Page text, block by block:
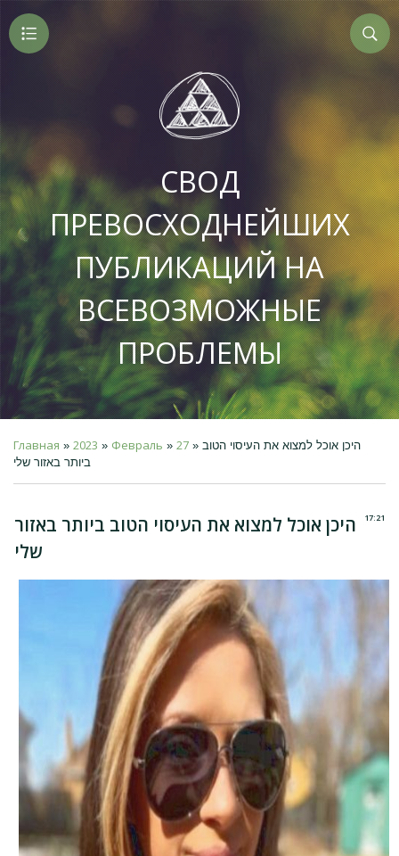
СВОД
ПРЕВОСХОДНЕЙШИХ
ПУБЛИКАЦИЙ НА
ВСЕВОЗМОЖНЫЕ
ПРОБЛЕМЫ
Главная » 2023 » Февраль » 27 » היכן אוכל למצוא את העיסוי הטוב
ביותר באזור שלי
17:21
היכן אוכל למצוא את העיסוי הטוב ביותר באזור
שלי